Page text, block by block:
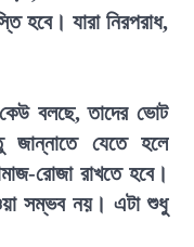
হবে। যারা নিরপরাধ,
বলছে, তাদের ভোট
জান্নাতে যেতে হলে
রোজা রাখতে হবে।
সম্ভব নয়। এটা শুধু